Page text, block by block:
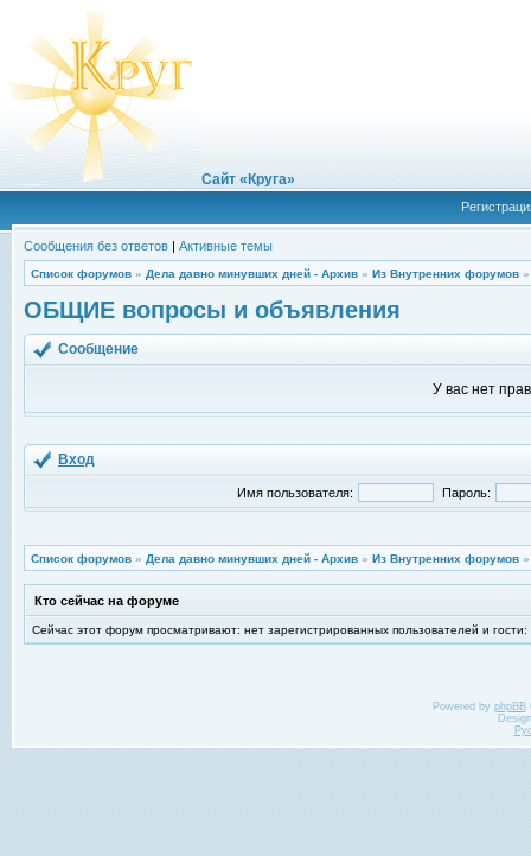
Сайт «Круга»
Сообщения без ответов | Активные темы
Список форумов » Дела давно минувших дней - Архив » Из Внутренних форумов
ОБЩИЕ вопросы и объявления
Сообщение
У вас нет
Вход
Имя пользователя: Пароль:
Список форумов » Дела давно минувших дней - Архив » Из Внутренних форумов
Кто сейчас на форуме
Сейчас этот форум просматривают: нет зарегистрированных пользователей и гости:
Powered by phpBB